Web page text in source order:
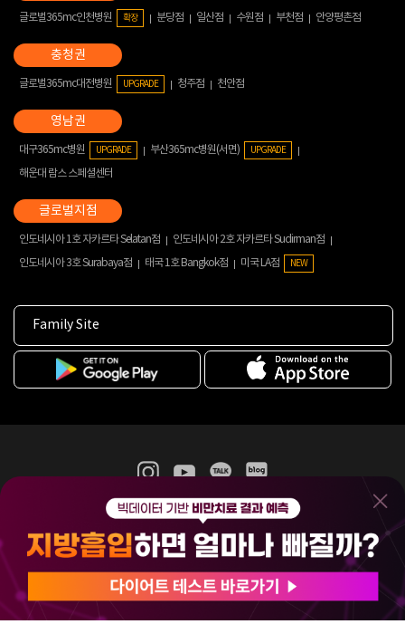
글로벌365mc인천병원 확장 분당점 일산점 수원점 부천점 안양평촌점
글로벌365mc대전병원 UPGRADE 청주점 천안점
대구365mc병원 UPGRADE 부산365mc병원(서면) UPGRADE
해운대 람스 스페셜센터
인도네시아 1호 자카르타 Selatan점
인도네시아 2호 자카르타 Sudirman점
인도네시아 3호 Surabaya점
태국 1호 Bangkok점 미국 LA점 NEW
Family Site
365mc 병·의원 이용약관
홈페이지 이용약관
비급여진료수가
(주)365mcㅣ서울특별시 서초구 서초대로52길 7, 3~4층(서초동, 제일빌딩)
120-87-04354ㅣ김남철
COPYRIGHT(C) 2025 365mc. ALL RIGHTS RESERVED.